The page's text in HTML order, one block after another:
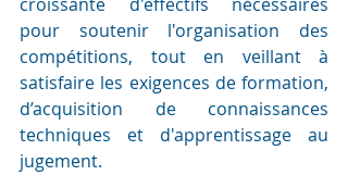
pour soutenir l'organisation des
compétitions, tout en veillant à
satisfaire les exigences de formation,
d’acquisition de connaissances
techniques et d'apprentissage au
jugement.